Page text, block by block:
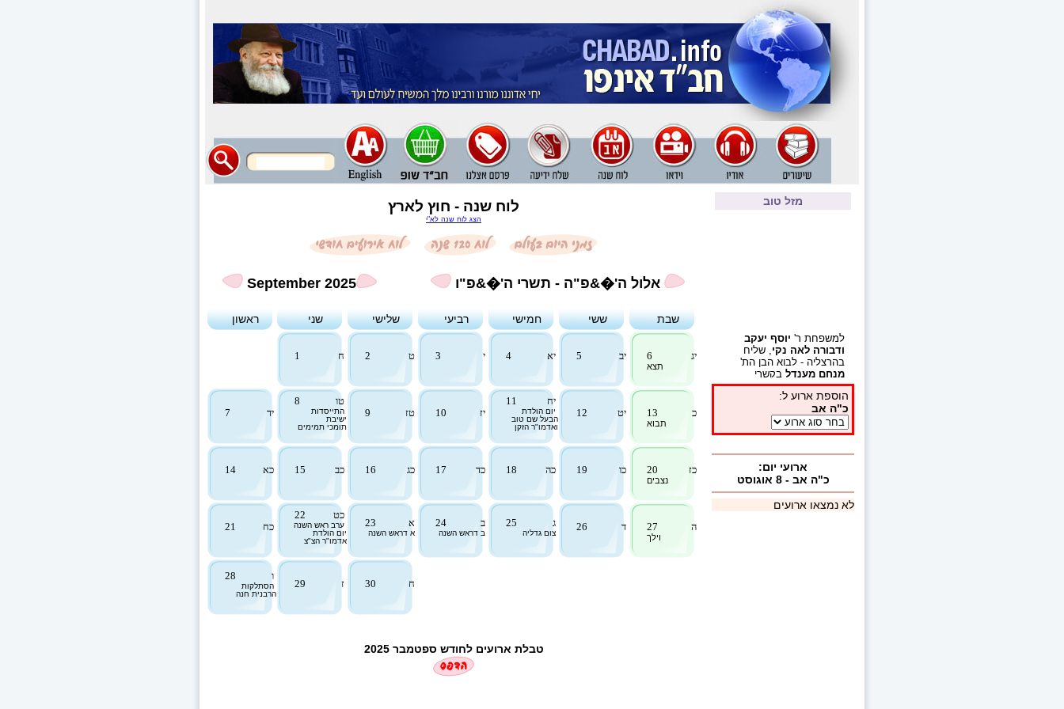
מזל טוב
למשפחת ר' יוסף יעקב
ודבורה לאה נקי , שליח
בהרצליה - לבוא הבן הת'
מנחם מענדל בקשרי
השידוכין עב"גסלי רינה
למשפחת ר' שה ובתיה
עבודבואנוס איירס
ארגנטינה.
שבע, לבוא הבן הת'עומרי
בקשרי השידוכין עב"ג
חנהלמשפחת ר'משה
ברדוגומגדל העמק.
(2
לוח שנה - חוץ לארץ
הצג לוח שנה לא"י
אלול ה'�&פ"ה - תשרי ה'�&פ"ו September 2025
ראשון שני שלישי רביעי חמישי ששי שבת
ח 1 ט 2 י 3 יא 4 יב 5 יג 6
תצא
יד 7
טו 8
התייסדות
ישיבת
תומכי תמימים
טז 9 יז 10
יח 11
יום הולדת
הבעל שם טוב
ואדמו"ר הזקן
יט 12 כ 13
תבוא
כא 14 כב 15 כג 16 כד 17 כה 18 כו 19 כז 20
נצבים
כח 21
כט 22
ערב ראש השנה
יום הולדת
אדמו"ר הצ"צ
א 23
א דראש השנה
ב 24
ב דראש השנה
ג 25
צום גדליה
ד 26 ה 27
וילך
ו 28
הסתלקות
הרבנית חנה
ז 29 ח 30
טבלת ארועים לחודש ספטמבר 2025